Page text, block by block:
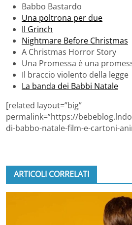
Babbo Bastardo
Una poltrona per due
Il Grinch
Nightmare Before Christmas
A Christmas Horror Story
Una Promessa è una
Il braccio violento della legge
La banda dei Babbi Natale
[related layout=”big”
permalink=”https://
di-babbo-natale-film-e-cartoni-
ARTICOLI CORRELATI